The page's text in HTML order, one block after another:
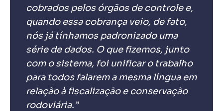
cobrados pelos órgãos de controle e,
quando essa cobrança veio, de fato,
nós já tínhamos padronizado uma
série de dados. O que fizemos, junto
com o sistema, foi unificar o trabalho
para todos falarem a mesma língua em
relação à fiscalização e conservação
rodoviária.”